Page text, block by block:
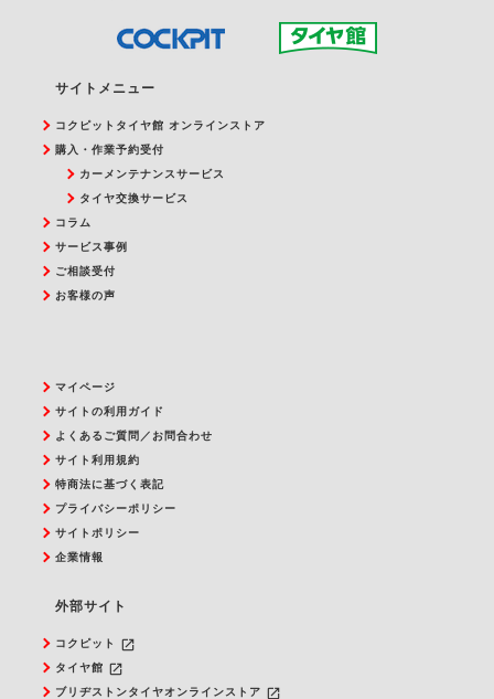
サイトメニュー
コクピットタイヤ館 オンラインストア
購入・作業予約受付
カーメンテナンスサービス
タイヤ交換サービス
コラム
サービス事例
ご相談受付
お客様の声
マイページ
サイトの利用ガイド
よくあるご質問／お問合わせ
サイト利用規約
特商法に基づく表記
プライバシーポリシー
サイトポリシー
企業情報
外部サイト
コクピット launch
タイヤ館 launch
ブリヂストンタイヤオンラインストア launch